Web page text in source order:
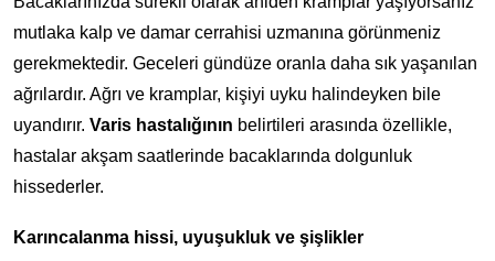
mutlaka kalp ve damar cerrahisi uzmanına görünmeniz
gerekmektedir. Geceleri gündüze oranla daha sık yaşanılan
ağrılardır. Ağrı ve kramplar, kişiyi uyku halindeyken bile
uyandırır. Varis hastalığının belirtileri arasında özellikle,
hastalar akşam saatlerinde bacaklarında dolgunluk
hissederler.
Karıncalanma hissi, uyuşukluk ve şişlikler